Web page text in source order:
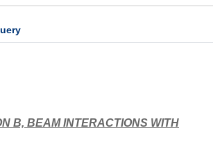
B, BEAM INTERACTIONS WITH